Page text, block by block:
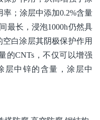
；涂层中添加0.2%含量
最长，浸泡1000h仍然具
白涂层其阴极保护作用
的CNTs，不仅可以增强
层中锌的含量，涂层中